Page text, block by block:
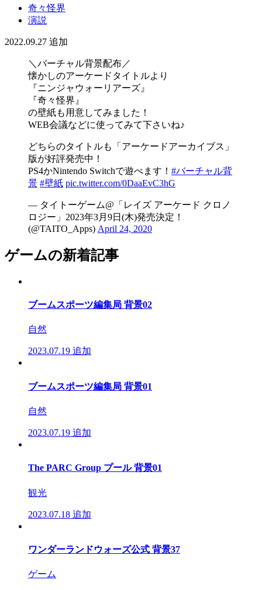
奇々怪界
演説
2022.09.27 追加
＼バーチャル背景配布／
懐かしのアーケードタイトルより
『ニンジャウォーリアーズ』
『奇々怪界』
の壁紙も用意してみました！
WEB会議などに使ってみて下さいね♪
どちらのタイトルも「アーケードアーカイブス」
版が好評発売中！
PS4かNintendo Switchで遊べます！ #バーチャル背
景 #壁紙 pic.twitter.com/0DaaEvC3hG
— タイトーゲーム@「レイズ アーケード クロノ
ロジー」2023年3月9日(木)発売決定！
(@TAITO_Apps) April 24, 2020
ゲームの新着記事
ブームスポーツ編集局 背景02
自然
2023.07.19 追加
ブームスポーツ編集局 背景01
自然
2023.07.19 追加
The PARC Group プール 背景01
観光
2023.07.18 追加
ワンダーランドウォーズ公式 背景37
ゲーム